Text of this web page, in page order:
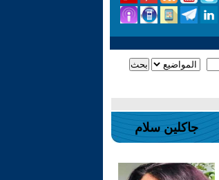
جاكلين سلام